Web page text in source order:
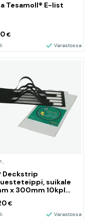
Tesamoll® E-list
€
Varastossa
Deckstrip
suikale
x 300mm 10kpl
€
Varastossa